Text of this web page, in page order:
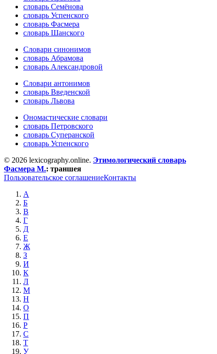
словарь Семёнова
словарь Успенского
словарь Фасмера
словарь Шанского
Словари синонимов
словарь Абрамова
словарь Александровой
Словари антонимов
словарь Введенской
словарь Львова
Ономастические словари
словарь Петровского
словарь Суперанской
словарь Успенского
© 2026 lexicography.online. Этимологический словарь
Фасмера М.: траншея
Пользовательское соглашениеКонтакты
А
Б
В
Г
Д
Е
Ж
З
И
К
Л
М
Н
О
П
Р
С
Т
У